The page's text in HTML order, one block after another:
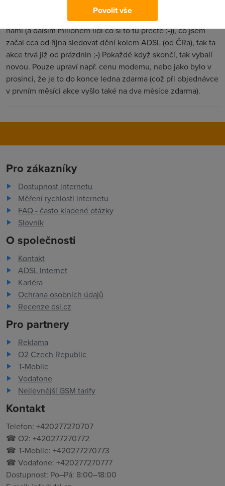
Možná to řešil tady na fóru někdo z ČRa, nevím jistě. Tak
třeba by to šlo. Myslím, že helpdesk to jistí ;-) Jinak jen mezi
námi (a dalším milionem lidí co si to tu přečte ;-)), co jsem
začal cca od října sledovat dění kolem ADSL (od ČRa), tak ta
akce trvá již od prázdnin ;-) Pokaždé když skončí, tak vybalí
novou. Pouze upraví např. cenu modemu, nebo jako bylo v
prosinci, že je to do konce ledna zdarma (což při objednávce
v prvním měsíci akce vyšlo také na dva měsíce zdarma).
Pro zákazníky
Dostupnost internetu
Měření rychlosti internetu
FAQ - často kladené otázky
Slovník
O společnosti
Kontakt
ADSL Internet
Kariéra
Ochrana osobních údajů
Recenze dsl.cz
Pro partnery
Reklama
O2 Czech Republic
T-Mobile
Vodafone
Nejlevnější GSM tarify
Kontakt
Telefon: +420277270707
☎ O2: +420277270772
☎ T-Mobile: +420277270773
☎ Vodafone: +420277270777
Dostupnost: Po–Pá: 8:00–18:00
Povolit vše